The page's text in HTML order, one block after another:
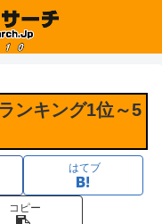
ンキング1位～5
はてブ
コピー